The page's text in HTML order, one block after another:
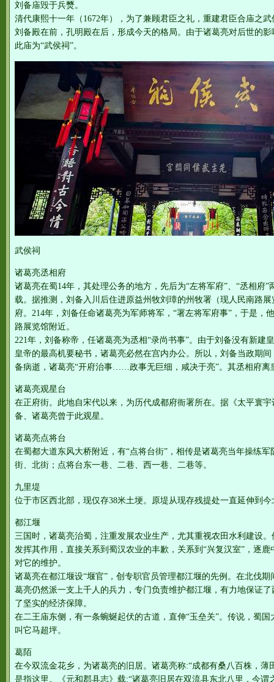
刘备庙毁于兵燹。
清代康熙十一年（1672年），为了兼顾君臣之礼，重建君臣合庙之
刘备殿在前，孔明殿在后，形成今天的格局。由于诸葛亮对后世的
此庙为“武侯祠”。
武侯祠
诸葛亮丞相府
诸葛亮在蜀14年，其处理公务的地方，先后为“左将军府”、“丞相府
载。据推测，刘备入川后住进原益州牧刘璋的州牧署（现人民南路
府。214年，刘备任命诸葛亮为军师将军，“署左将军府事”，于是，
路展览馆附近。
221年，刘备称帝，任诸葛亮为丞相“录尚书事”。由于刘备没有新建
皇帝的最高机要秘书，诸葛亮必然在宫内办公。所以，刘备当政期
备病逝，诸葛亮“开府治事……政事无巨细，咸决于亮”。其丞相府离
诸葛亮观星台
在正府街。此地自宋代以来，为历代成都府衙署所在。据《太平寰
备、诸葛亮曾于此观星。
诸葛亮点将台
在蜀都大道东风大桥附近，有“点将台街”，相传是诸葛亮当年操练
街、北街；点将台东一巷、二巷、西一巷、二巷等。
九里堤
位于市区西北部，现仅存38米土埂。原堤从现存残提处一直延伸到
都江堰
三国时，诸葛亮治蜀，注重发展农业生产，尤其重视农田水利建设
发挥其作用，直接关系到蜀汉农业的丰歉，关系到“兴复汉室”，逐
对它的维护。
诸葛亮在都江堰设“堰官”，创专职官员管理都江堰的先例。在北伐
葛亮仍然派一支上千人的兵力，专门负责维护都江堰，有力地保证
了坚实的经济保障。
在二王庙东侧，有一条蜿蜒起伏的古道，直伸“玉垒关”。传说，蜀
叫它马超坪。
葛陌
在今双流金花乡，为诸葛亮的旧居。诸葛亮称:“成都有桑八百株，薄
是指这里。《元和郡县志》载:“诸葛亮旧居在双流县东北八里，今谓